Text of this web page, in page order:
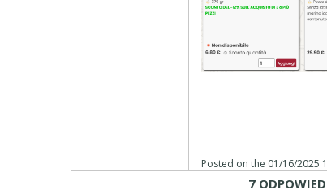
Posted on the 01/16/2025
7